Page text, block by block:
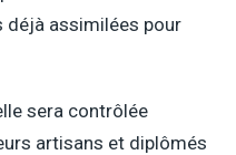
déjà assimilées pour
sera contrôlée
artisans et diplômés